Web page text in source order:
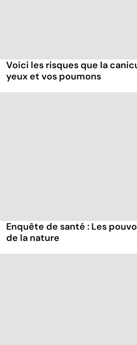
Voici les risques que la
yeux et vos poumons
Enquête de santé : Les
de la nature